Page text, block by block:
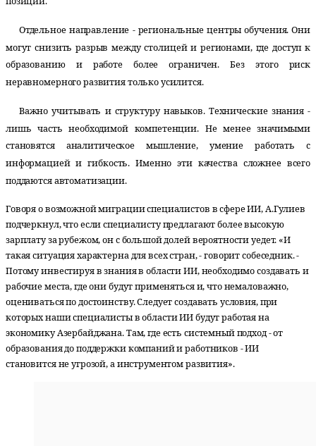
Отдельное направление - региональные центры обучения. Они
могут снизить разрыв между столицей и регионами, где доступ к
образованию и работе более ограничен. Без этого риск
неравномерного развития только усилится.
Важно учитывать и структуру навыков. Технические знания -
лишь часть необходимой компетенции. Не менее значимыми
становятся аналитическое мышление, умение работать с
информацией и гибкость. Именно эти качества сложнее всего
поддаются автоматизации.
Говоря о возможной миграции специалистов в сфере ИИ, А.Гулиев
подчеркнул, что если специалисту предлагают более высокую
зарплату за рубежом, он с большой долей вероятности уедет. «И
такая ситуация характерна для всех стран, - говорит собеседник. -
Потому инвестируя в знания в области ИИ, необходимо создавать и
рабочие места, где они будут применяться и, что немаловажно,
оцениваться по достоинству. Следует создавать условия, при
которых наши специалисты в области ИИ будут работая на
экономику Азербайджана. Там, где есть системный подход - от
образования до поддержки компаний и работников - ИИ
становится не угрозой, а инструментом развития».